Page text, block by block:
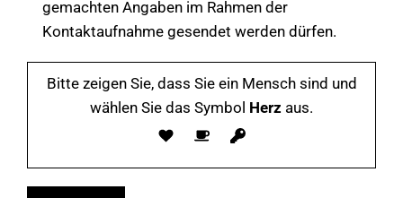
gemachten Angaben im Rahmen der
Kontaktaufnahme gesendet werden dürfen.
Bitte zeigen Sie, dass Sie ein Mensch sind und
wählen Sie das Symbol Herz aus.